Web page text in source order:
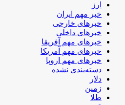
ارز
خبر مهم ایران
خبرهای خارجی
خبرهای داخلی
خبرهای مهم آفریقا
خبرهای مهم آمریکا
خبرهای مهم اروپا
دسته‌بندی نشده
دلار
زمین
طلا